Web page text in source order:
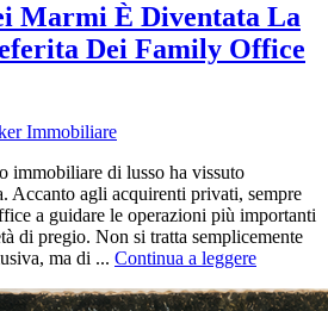
Marmi È Diventata La
Dei Family Office
Immobiliare
immobiliare di lusso ha vissuto
Accanto agli acquirenti privati, sempre
a guidare le operazioni più importanti
di pregio. Non si tratta semplicemente
ma di ... Continua a leggere